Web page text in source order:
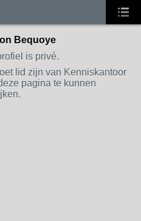
Bequoye
is privé.
lid zijn van Kenniskantoor
pagina te kunnen